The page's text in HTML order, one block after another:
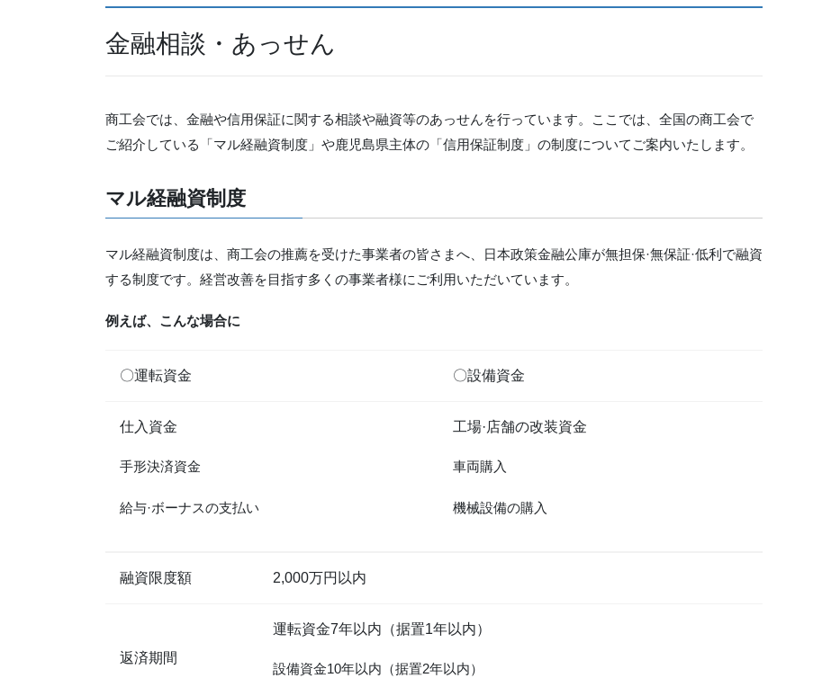
金融相談・あっせん
商工会では、金融や信用保証に関する相談や融資等のあっせんを行っています。ここでは、全国の商工会で
ご紹介している「マル経融資制度」や鹿児島県主体の「信用保証制度」の制度についてご案内いたします。
マル経融資制度
マル経融資制度は、商工会の推薦を受けた事業者の皆さまへ、日本政策金融公庫が無担保·無保証·低利で融資
する制度です。経営改善を目指す多くの事業者様にご利用いただいています。
例えば、こんな場合に
〇運転資金 〇設備資金
仕入資金
手形決済資金
給与·ボーナスの支払い
工場·店舗の改装資金
車両購入
機械設備の購入
融資限度額 2,000万円以内
返済期間
運転資金7年以内（据置1年以内）
設備資金10年以内（据置2年以内）